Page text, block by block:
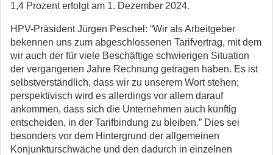
1,4 Prozent erfolgt am 1. Dezember 2024.
HPV-Präsident Jürgen Peschel: “Wir als Arbeitgeber
bekennen uns zum abgeschlossenen Tarifvertrag, mit dem
wir auch der für viele Beschäftige schwierigen Situation
der vergangenen Jahre Rechnung getragen haben. Es ist
selbstverständlich, dass wir zu unserem Wort stehen;
perspektivisch wird es allerdings vor allem darauf
ankommen, dass sich die Unternehmen auch künftig
entscheiden, in der Tarifbindung zu bleiben.” Dies sei
besonders vor dem Hintergrund der allgemeinen
Konjunkturschwäche und den dadurch in einzelnen